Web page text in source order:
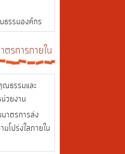
ธรรมองค์กร
ตรการภายใน
ณธรรมและ
วยงาน
าตรการส่ง
โปร่งใสภายใน